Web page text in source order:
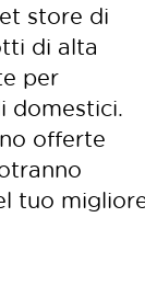
store di
di alta
per
domestici.
offerte
tuo